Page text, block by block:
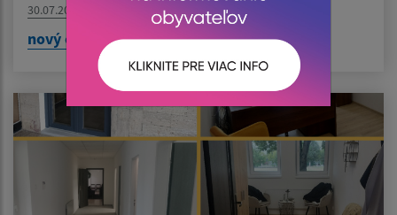
30.07.2026
nový článok